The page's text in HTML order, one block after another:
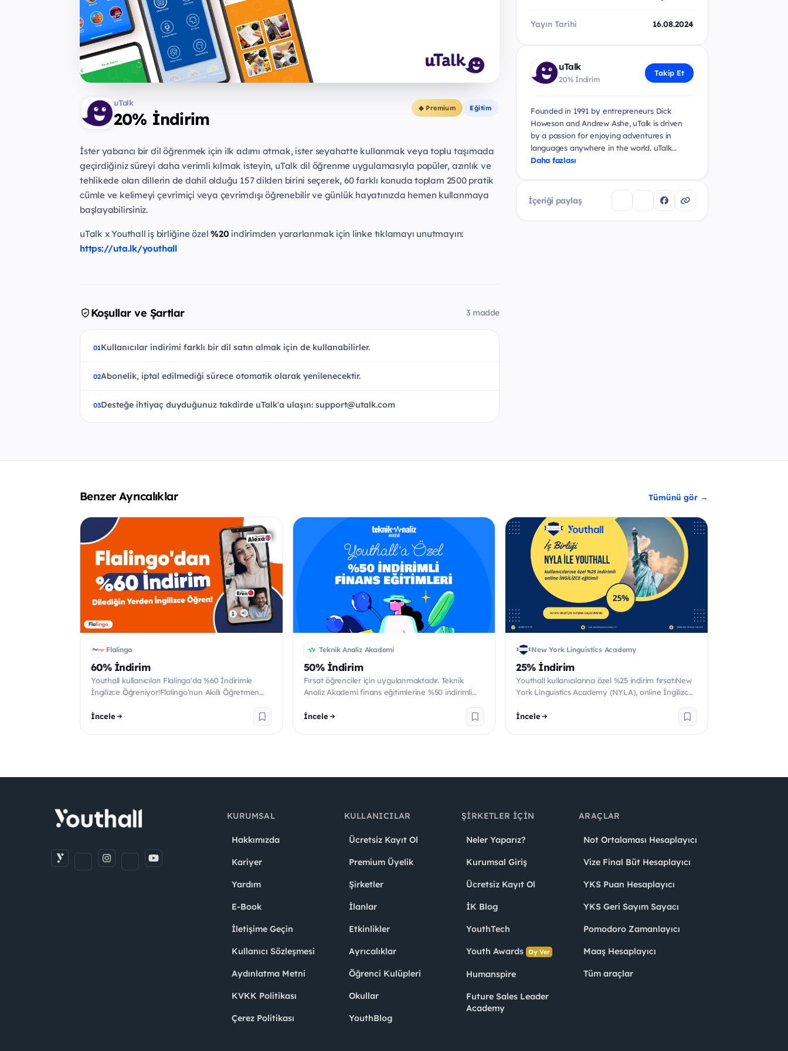
uTalk
20% İndirim
◆ Premium Eğitim
İster yabancı bir dil öğrenmek için ilk adımı atmak, ister seyahatte kullanmak veya toplu taşımada
geçirdiğiniz süreyi daha verimli kılmak isteyin, uTalk dil öğrenme uygulamasıyla popüler, azınlık ve
tehlikede olan dillerin de dahil olduğu 157 dilden birini seçerek, 60 farklı konuda toplam 2500 pratik
cümle ve kelimeyi çevrimiçi veya çevrimdışı öğrenebilir ve günlük hayatınızda hemen kullanmaya
başlayabilirsiniz.
uTalk x Youthall iş birliğine özel%20indirimden yararlanmak için linke tıklamayı unutmayın:
https://uta.lk/youthall
Koşullar ve Şartlar 3 madde
Kullanıcılar indirimi farklı bir dil satın almak için de kullanabilirler.
Abonelik, iptal edilmediği sürece otomatik olarak yenilenecektir.
Desteğe ihtiyaç duyduğunuz takdirde uTalk'a ulaşın: support@utalk.com
Yayın Tarihi 16.08.2024
uTalk
20% İndirim
Takip Et
Founded in 1991 by entrepreneurs Dick
Howeson and Andrew Ashe, uTalk is driven
by a passion for enjoying adventures in
languages anywhere in the world. uTalk...
Daha fazlası
İçeriği paylaş
Benzer Ayrıcalıklar Tümünü gör →
Flalingo
60% İndirim
Youthall kullanıcıları Flalingo'da %60 İndirimle
İngilizce Öğreniyor!Flalingo’nun Akıllı Öğretmen
İncele
Teknik Analiz Akademi
50% İndirim
Fırsat öğrenciler için uygulanmaktadır. Teknik
Analiz Akademi finans eğitimlerine %50 indirimli
İncele
New York Linguistics Academy
25% İndirim
Youthall kullanıcılarına özel %25 indirim fırsatıNew
York Linguistics Academy (NYLA), online İngilizce
İncele
KURUMSAL
Hakkımızda
Kariyer
Yardım
E-Book
İletişime Geçin
Kullanıcı Sözleşmesi
Aydınlatma Metni
KVKK Politikası
Çerez Politikası
KULLANICILAR
Ücretsiz Kayıt Ol
Premium Üyelik
Şirketler
İlanlar
Etkinlikler
Ayrıcalıklar
Öğrenci Kulüpleri
Okullar
YouthBlog
ŞIRKETLER İÇIN
Neler Yaparız?
Kurumsal Giriş
Ücretsiz Kayıt Ol
İK Blog
YouthTech
Youth Awards Oy Ver
Humanspire
Future Sales Leader
Academy
ARAÇLAR
Not Ortalaması Hesaplayıcı
Vize Final Büt Hesaplayıcı
YKS Puan Hesaplayıcı
YKS Geri Sayım Sayacı
Pomodoro Zamanlayıcı
Maaş Hesaplayıcı
Tüm araçlar